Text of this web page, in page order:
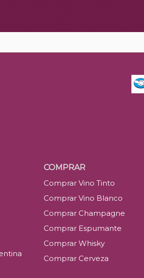
COMPRAR
Comprar Vino Tinto
Comprar Vino Blanco
Comprar Champagne
Comprar Espumante
Comprar Whisky
Comprar Cerveza